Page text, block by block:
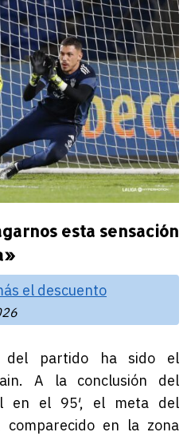
esta sensación
el descuento
del partido ha sido el
A la conclusión del
en el 95′, el meta del
comparecido en la zona